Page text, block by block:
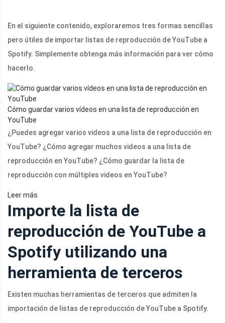
En el siguiente contenido, exploraremos tres formas sencillas
pero útiles de importar listas de reproducción de YouTube a
Spotify. Simplemente obtenga más información para ver cómo
hacerlo.
Cómo guardar varios vídeos en una lista de reproducción en
YouTube
¿Puedes agregar varios videos a una lista de reproducción en
YouTube? ¿Cómo agregar muchos videos a una lista de
reproducción en YouTube? ¿Cómo guardar la lista de
reproducción con múltiples videos en YouTube?
Leer más
Importe la lista de
reproducción de YouTube a
Spotify utilizando una
herramienta de terceros
Existen muchas herramientas de terceros que admiten la
importación de listas de reproducción de YouTube a Spotify.